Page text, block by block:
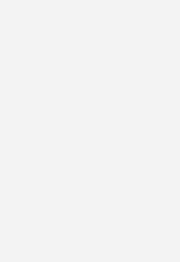
Hygiene im Programm
Abgleich im Bestand
im Gebäudesektor
in Deutschland 2010 bis 2021
für Android-Smartphones